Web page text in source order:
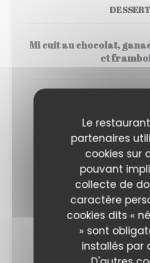
Le
partenaires
cookies sur
pouvant
collecte de
caractère
cookies dits «
» sont
installés par
Mi cuit au chocolat,
et
Finger fraises,
Au dîner cette
Entrée + plat ou plat +
Entrée + plat +